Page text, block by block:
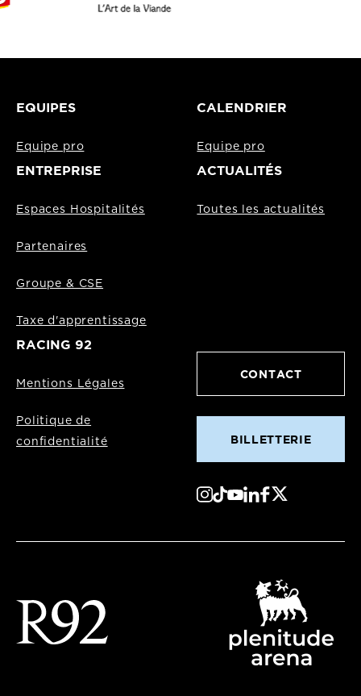
EQUIPES
Equipe pro
CALENDRIER
Equipe pro
ENTREPRISE
Espaces Hospitalités
Partenaires
Groupe & CSE
Taxe d'apprentissage
ACTUALITÉS
Toutes les actualités
RACING 92
Mentions Légales
Politique de
confidentialité
CONTACT
BILLETTERIE